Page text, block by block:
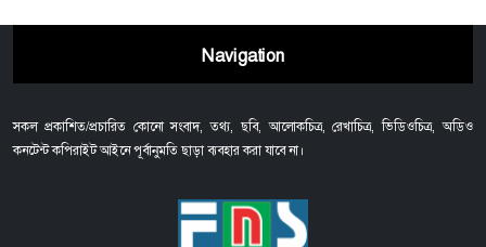
Navigation
সকল প্রকাশিত/প্রচারিত কোনো সংবাদ, তথ্য, ছবি, আলোকচিত্র, রেখাচিত্র, ভিডিওচিত্র, অডিও
কনটেন্ট কপিরাইট আইনে পূর্বানুমতি ছাড়া ব্যবহার করা যাবে না।